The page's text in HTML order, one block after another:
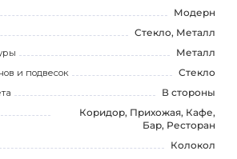
с этим великолепным продуктом.Модерн
Стекло, Металл
Металл
и подвесок
Стекло
В стороны
Коридор, Прихожая, Кафе,
Бар, Ресторан
Колокол